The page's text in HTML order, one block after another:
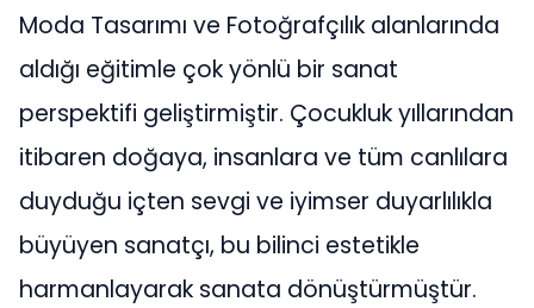
Moda Tasarımı ve Fotoğrafçılık alanlarında
aldığı eğitimle çok yönlü bir sanat
perspektifi geliştirmiştir. Çocukluk yıllarından
itibaren doğaya, insanlara ve tüm canlılara
duyduğu içten sevgi ve iyimser duyarlılıkla
büyüyen sanatçı, bu bilinci estetikle
harmanlayarak sanata dönüştürmüştür.